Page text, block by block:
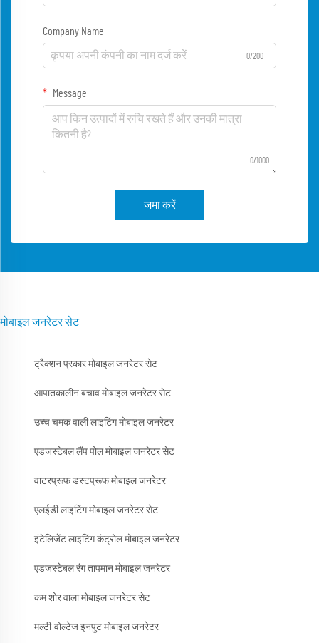
Company Name
0/200
Message
0/1000
जमा करें
मोबाइल जनरेटर सेट
ट्रैक्शन प्रकार मोबाइल जनरेटर सेट
आपातकालीन बचाव मोबाइल जनरेटर सेट
उच्च चमक वाली लाइटिंग मोबाइल जनरेटर
एडजस्टेबल लैंप पोल मोबाइल जनरेटर सेट
वाटरप्रूफ डस्टप्रूफ मोबाइल जनरेटर
एलईडी लाइटिंग मोबाइल जनरेटर सेट
इंटेलिजेंट लाइटिंग कंट्रोल मोबाइल जनरेटर
एडजस्टेबल रंग तापमान मोबाइल जनरेटर
कम शोर वाला मोबाइल जनरेटर सेट
मल्टी-वोल्टेज इनपुट मोबाइल जनरेटर